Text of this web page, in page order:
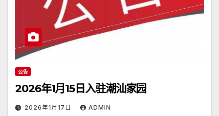
公告
2026年1月15日入驻潮汕家园
2026年1月17日 ADMIN